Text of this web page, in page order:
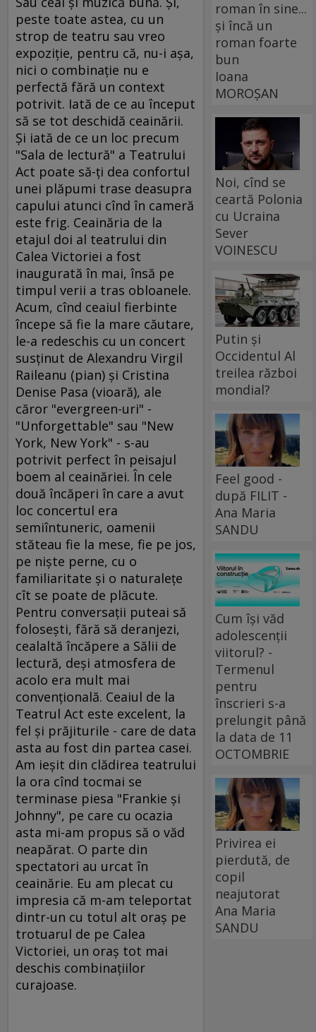
peste toate astea, cu un
strop de teatru sau vreo
expoziţie, pentru că, nu-i aşa,
nici o combinaţie nu e
perfectă fără un context
potrivit. Iată de ce au început
să se tot deschidă ceainării.
Şi iată de ce un loc precum
"Sala de lectură" a Teatrului
Act poate să-ţi dea confortul
unei plăpumi trase deasupra
capului atunci cînd în cameră
este frig. Ceainăria de la
etajul doi al teatrului din
Calea Victoriei a fost
inaugurată în mai, însă pe
timpul verii a tras obloanele.
Acum, cînd ceaiul fierbinte
începe să fie la mare căutare,
le-a redeschis cu un concert
susţinut de Alexandru Virgil
Raileanu (pian) şi Cristina
Denise Pasa (vioară), ale
căror "evergreen-uri" -
"Unforgettable" sau "New
York, New York" - s-au
potrivit perfect în peisajul
boem al ceainăriei. În cele
două încăperi în care a avut
loc concertul era
semiîntuneric, oamenii
stăteau fie la mese, fie pe jos,
pe nişte perne, cu o
familiaritate şi o naturaleţe
cît se poate de plăcute.
Pentru conversaţii puteai să
foloseşti, fără să deranjezi,
cealaltă încăpere a Sălii de
lectură, deşi atmosfera de
acolo era mult mai
convenţională. Ceaiul de la
Teatrul Act este excelent, la
fel şi prăjiturile - care de data
asta au fost din partea casei.
Am ieşit din clădirea teatrului
la ora cînd tocmai se
terminase piesa "Frankie şi
Johnny", pe care cu ocazia
asta mi-am propus să o văd
neapărat. O parte din
spectatori au urcat în
ceainărie. Eu am plecat cu
impresia că m-am teleportat
dintr-un cu totul alt oraş pe
trotuarul de pe Calea
Victoriei, un oraş tot mai
deschis combinaţiilor
curajoase.
roman în sine...
și încă un
roman foarte
bun
Ioana
MOROȘAN
Noi, cînd se
ceartă Polonia
cu Ucraina
Sever
VOINESCU
Putin și
Occidentul Al
treilea război
mondial?
Feel good -
după FILIT -
Ana Maria
SANDU
Cum își văd
adolescenții
viitorul? -
Termenul
pentru
înscrieri s-a
prelungit până
la data de 11
OCTOMBRIE
Privirea ei
pierdută, de
copil
neajutorat
Ana Maria
SANDU